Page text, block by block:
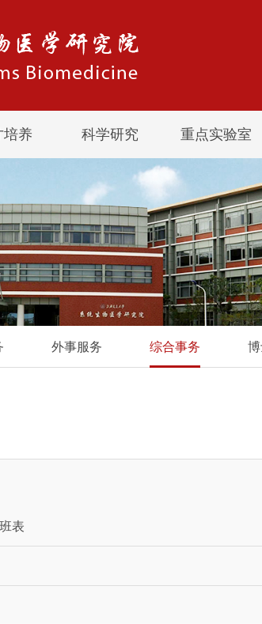
培养 科学研究 重点实验室
外事服务 综合事务
表